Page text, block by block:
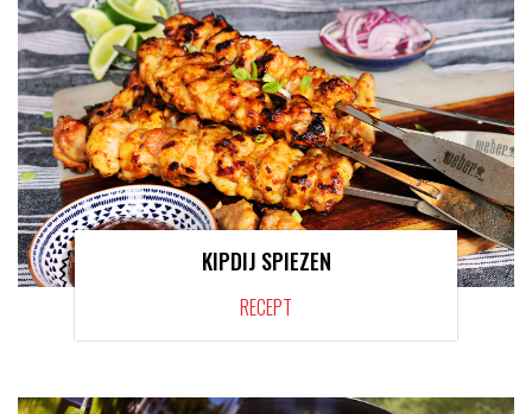
KIPDIJ SPIEZEN
RECEPT